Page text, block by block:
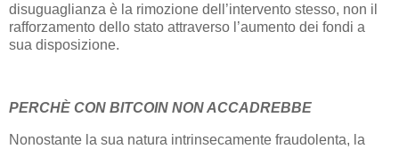
disuguaglianza è la rimozione dell’intervento stesso, non il
rafforzamento dello stato attraverso l’aumento dei fondi a
sua disposizione.
PERCHÈ CON BITCOIN NON ACCADREBBE
Nonostante la sua natura intrinsecamente fraudolenta, la